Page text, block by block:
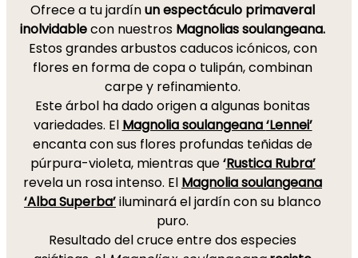
Ofrece a tu jardínun espectáculo primaveral
inolvidablecon nuestros Magnolias soulangeana.
Estos grandes arbustos caducos icónicos, con
flores en forma de copa o tulipán, combinan
carpe y refinamiento.
Este árbol ha dado origen a algunas bonitas
variedades. El Magnolia soulangeana‘Lennei’
encanta con sus flores profundas teñidas de
púrpura-violeta, mientras que‘Rustica Rubra’
revela un rosa intenso. El Magnolia soulangeana
‘Alba Superba’iluminará el jardín con su blanco
puro.
Resultado del cruce entre dos especies